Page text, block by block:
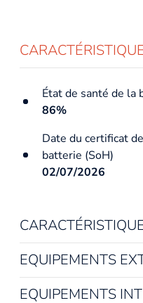
État de santé de la
86%
Date du certificat
batterie (SoH)
02/07/2026
Année du véhicule
2022
EQUIPEMENTS
EQUIPEMENTS